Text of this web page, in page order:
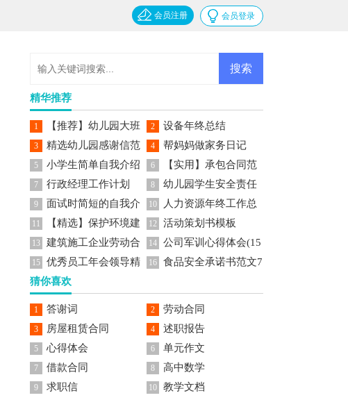
会员登录
会员注册
精华推荐
1
【推荐】幼儿园大班
美术教案
2 设备年终总结
3
精选幼儿园感谢信范
文七篇
4 帮妈妈做家务日记
5 小学生简单自我介绍 6
【实用】承包合同范
文锦集六篇
7 行政经理工作计划 8
幼儿园学生安全责任
书
9
面试时简短的自我介
绍范文
10
人力资源年终工作总
结
11
【精选】保护环境建
议书作文集锦5篇
12 活动策划书模板
13
建筑施工企业劳动合
同15篇
14
公司军训心得体会(15
篇)
15
优秀员工年会领导精
彩发言稿范文
16
食品安全承诺书范文7
猜你喜欢
1 答谢词 2 劳动合同
3 房屋租赁合同 4 述职报告
5 心得体会 6 单元作文
7 借款合同 8 高中数学
9 求职信 10 教学文档